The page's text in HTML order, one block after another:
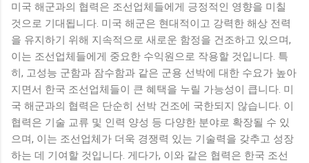
미국 해군과의 협력은 조선업체들에게 긍정적인 영향을 미칠
것으로 기대됩니다. 미국 해군은 현대적이고 강력한 해상 전력
을 유지하기 위해 지속적으로 새로운 함정을 건조하고 있으며,
이는 조선업체들에게 중요한 수익원으로 작용할 것입니다. 특
히, 고성능 군함과 잠수함과 같은 군용 선박에 대한 수요가 높아
지면서 한국 조선업체들이 큰 혜택을 누릴 가능성이 큽니다. 미
국 해군과의 협력은 단순히 선박 건조에 국한되지 않습니다. 이
협력은 기술 교류 및 인력 양성 등 다양한 분야로 확장될 수 있
으며, 이는 조선업체가 더욱 경쟁력 있는 기술력을 갖추고 성장
하는 데 기여할 것입니다. 게다가, 이와 같은 협력은 한국 조선